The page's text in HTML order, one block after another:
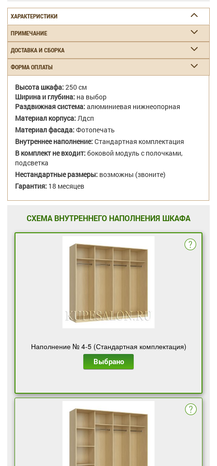
ХАРАКТЕРИСТИКИ
ПРИМЕЧАНИЕ
ДОСТАВКА И СБОРКА
ФОРМА ОПЛАТЫ
Высота шкафа: 250 см
Ширина и глубина: на выбор
Раздвижная система: алюминиевая нижнеопорная
Материал корпуса: Лдсп
Материал фасада: Фотопечать
Внутреннее наполнение: Стандартная комплектация
В комплект не входит: боковой модуль с полочками,
подсветка
Нестандартные размеры: возможны (звоните)
Гарантия: 18 месяцев
СХЕМА ВНУТРЕННЕГО НАПОЛНЕНИЯ ШКАФА
Наполнение № 4-5 (Стандартная комплектация)
Выбрано